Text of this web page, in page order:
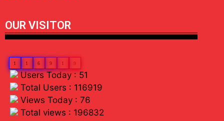
OUR VISITOR
1 1 6 9 1 9
Users Today : 51
Total Users : 116919
Views Today : 76
Total views : 196832